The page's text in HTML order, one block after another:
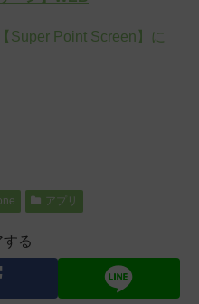
Super Point Screen】に
アプリ
する